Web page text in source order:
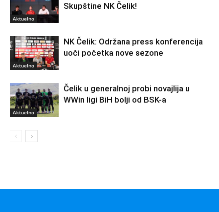
Aktuelno
Skupštine NK Čelik!
Aktuelno
NK Čelik: Održana press konferencija
uoči početka nove sezone
Aktuelno
Čelik u generalnoj probi novajlija u
WWin ligi BiH bolji od BSK-a